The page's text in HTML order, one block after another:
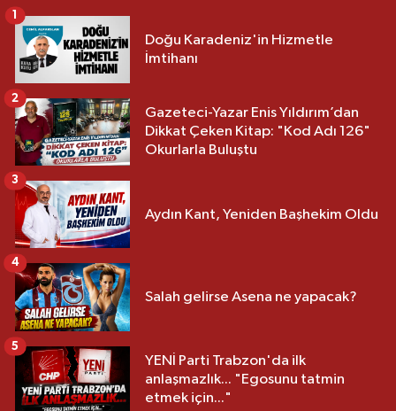
Doğu Karadeniz'in Hizmetle
İmtihanı
1
Gazeteci-Yazar Enis Yıldırım’dan
Dikkat Çeken Kitap: "Kod Adı 126"
Okurlarla Buluştu
2
Aydın Kant, Yeniden Başhekim Oldu
3
Salah gelirse Asena ne yapacak?
4
YENİ Parti Trabzon'da ilk
anlaşmazlık... "Egosunu tatmin
etmek için..."
5